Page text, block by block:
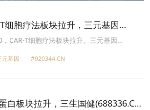
T细胞疗法板块拉升，三元基因
CAR-T细胞疗法板块拉升。三元基因
元生物(688238.CN)涨12.54%报6.55元，博腾
报18.58元，中源协和(600645.CN)涨
基因
#920344.CN
白板块拉升，三生国健(688336.CN)